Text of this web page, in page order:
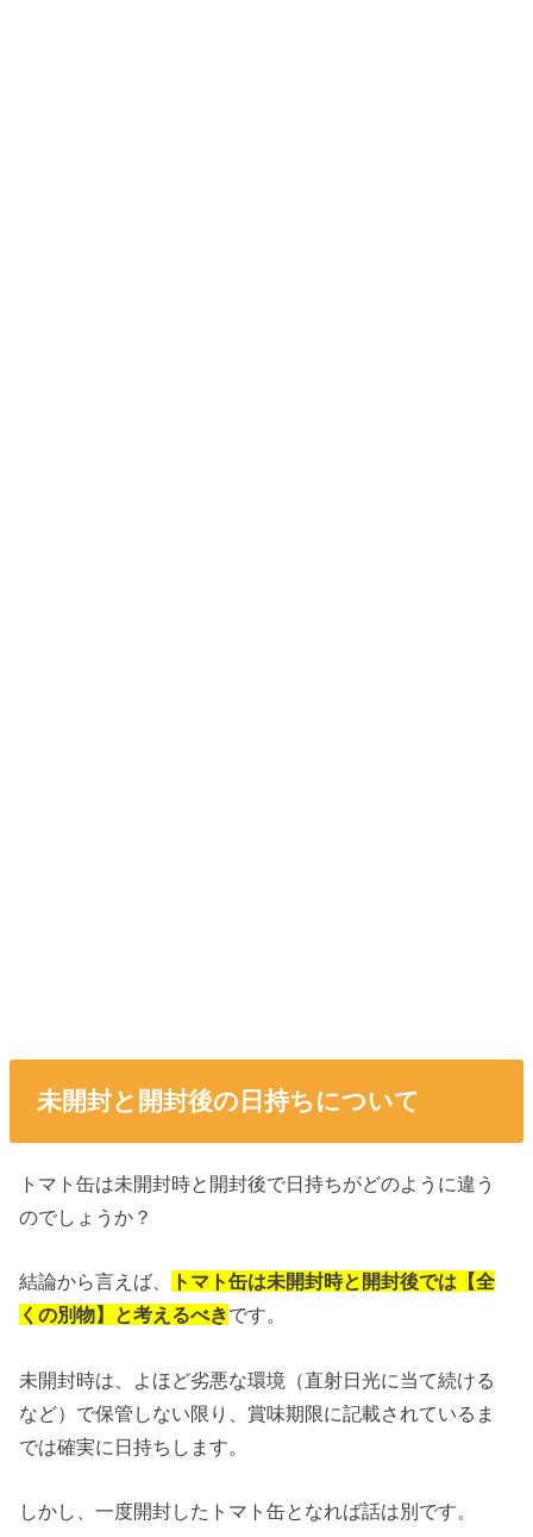
未開封と開封後の日持ちについて
トマト缶は未開封時と開封後で日持ちがどのように違う
のでしょうか？
結論から言えば、
トマト缶は未開封時と開封後では【全
くの別物】と考えるべきです。
未開封時は、よほど劣悪な環境（直射日光に当て続ける
など）で保管しない限り、賞味期限に記載されているま
では確実に日持ちします。
しかし、一度開封したトマト缶となれば話は別です。